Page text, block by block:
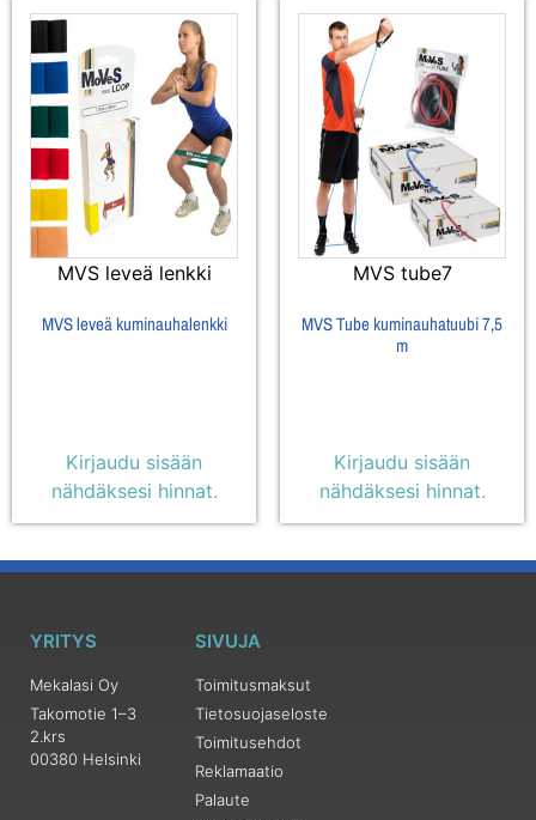
MVS leveä lenkki
MVS leveä kuminauhalenkki
Kirjaudu sisään
nähdäksesi hinnat.
MVS tube7
MVS Tube kuminauhatuubi 7,5
m
Kirjaudu sisään
nähdäksesi hinnat.
YRITYS
Mekalasi Oy
Takomotie 1–3
2.krs
00380 Helsinki
SIVUJA
Toimitusmaksut
Tietosuojaseloste
Toimitusehdot
Reklamaatio
Palaute